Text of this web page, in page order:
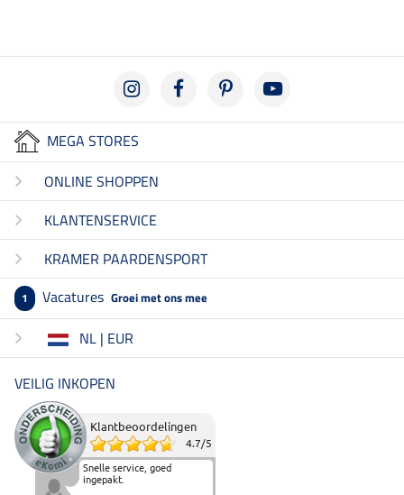
MEGA STORES
ONLINE SHOPPEN
KLANTENSERVICE
KRAMER PAARDENSPORT
1 Vacatures Groei met ons mee
NL | EUR
VEILIG INKOPEN
Klantbeoordelingen
4.7/5
Snelle service, goed
ingepakt.